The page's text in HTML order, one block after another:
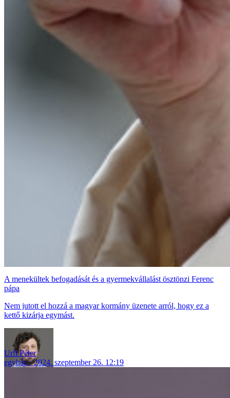
A menekültek befogadását és a gyermekvállalást ösztönzi Ferenc
pápa
Nem jutott el hozzá a magyar kormány üzenete arról, hogy ez a
kettő kizárja egymást.
Urfi Péter
egyház
2024. szeptember 26. 12:19